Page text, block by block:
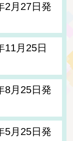
月27日発
月25日
月25日発
月25日発